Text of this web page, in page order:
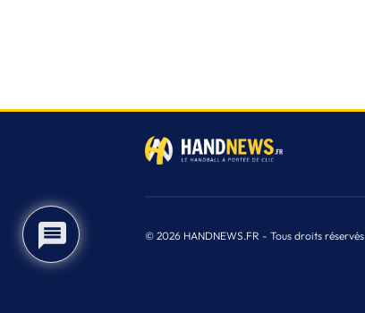
© 2026 HANDNEWS.FR - Tous droits réservés
2